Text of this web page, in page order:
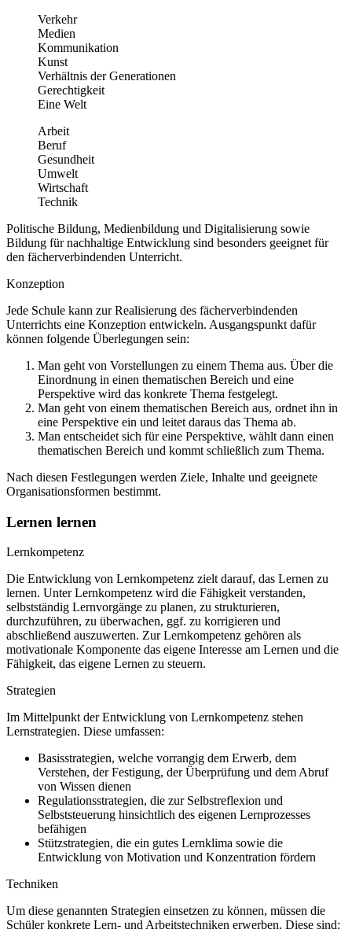
Verkehr
Medien
Kommunikation
Kunst
Verhältnis der Generationen
Gerechtigkeit
Eine Welt
Arbeit
Beruf
Gesundheit
Umwelt
Wirtschaft
Technik
Politische Bildung, Medienbildung und Digitalisierung sowie
Bildung für nachhaltige Entwicklung sind besonders geeignet für
den fächerverbindenden Unterricht.
Konzeption
Jede Schule kann zur Realisierung des fächerverbindenden
Unterrichts eine Konzeption entwickeln. Ausgangspunkt dafür
können folgende Überlegungen sein:
Man geht von Vorstellungen zu einem Thema aus. Über die
Einordnung in einen thematischen Bereich und eine
Perspektive wird das konkrete Thema festgelegt.
Man geht von einem thematischen Bereich aus, ordnet ihn in
eine Perspektive ein und leitet daraus das Thema ab.
Man entscheidet sich für eine Perspektive, wählt dann einen
thematischen Bereich und kommt schließlich zum Thema.
Nach diesen Festlegungen werden Ziele, Inhalte und geeignete
Organisationsformen bestimmt.
Lernen lernen
Lernkompetenz
Die Entwicklung von Lernkompetenz zielt darauf, das Lernen zu
lernen. Unter Lernkompetenz wird die Fähigkeit verstanden,
selbstständig Lernvorgänge zu planen, zu strukturieren,
durchzuführen, zu überwachen, ggf. zu korrigieren und
abschließend auszuwerten. Zur Lernkompetenz gehören als
motivationale Komponente das eigene Interesse am Lernen und die
Fähigkeit, das eigene Lernen zu steuern.
Strategien
Im Mittelpunkt der Entwicklung von Lernkompetenz stehen
Lernstrategien. Diese umfassen:
Basisstrategien, welche vorrangig dem Erwerb, dem
Verstehen, der Festigung, der Überprüfung und dem Abruf
von Wissen dienen
Regulationsstrategien, die zur Selbstreflexion und
Selbststeuerung hinsichtlich des eigenen Lernprozesses
befähigen
Stützstrategien, die ein gutes Lernklima sowie die
Entwicklung von Motivation und Konzentration fördern
Techniken
Um diese genannten Strategien einsetzen zu können, müssen die
Schüler konkrete Lern- und Arbeitstechniken erwerben. Diese sind: